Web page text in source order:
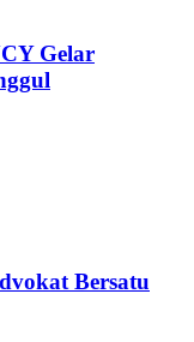
Gelar
Bersatu